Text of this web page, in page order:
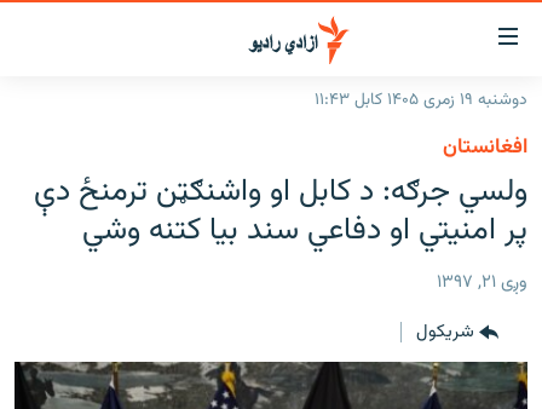
د
لاسرسۍ
وړ
لېنکونه
متن
ته
ورتلل
اصلي
ورتلل
راپورونه
افغانستان
نړۍ
خبرونه
د خپرونو جدول
مرکې
اونیزې خپرونې
انځوریزه برخه
دوشنبه ۱۹ زمری ۱۴۰۵ کابل ۱۱:۴۳
افغانستان
ولسي جرګه: د کابل او واشنګټن ترمنځ دې
پر امنیتي او دفاعي سند بیا کتنه وشي
وږی ۲۱, ۱۳۹۷
شريکول